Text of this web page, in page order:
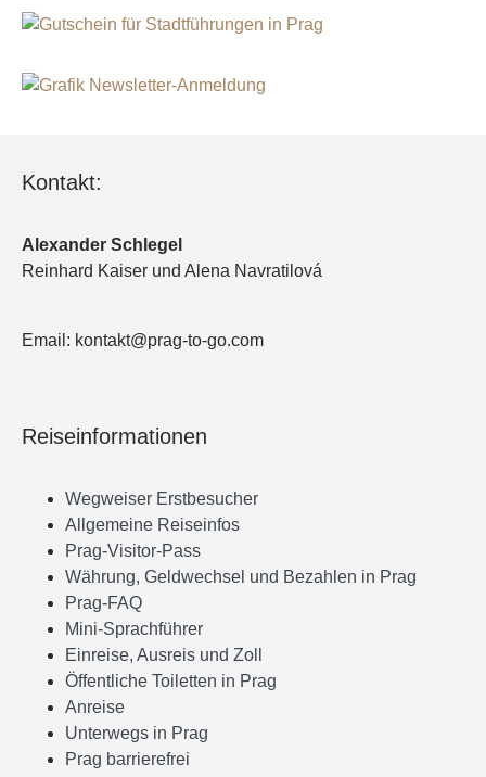
Kontakt:
Alexander Schlegel
Reinhard Kaiser und Alena Navratilová
Email: kontakt@prag-to-go.com
Reiseinformationen
Wegweiser Erstbesucher
Allgemeine Reiseinfos
Prag-Visitor-Pass
Währung, Geldwechsel und Bezahlen in Prag
Prag-FAQ
Mini-Sprachführer
Einreise, Ausreis und Zoll
Öffentliche Toiletten in Prag
Anreise
Unterwegs in Prag
Prag barrierefrei